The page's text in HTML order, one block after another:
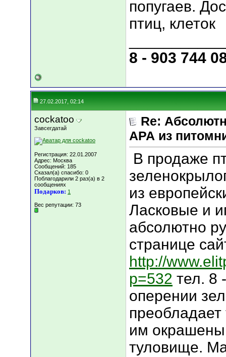
попугаев.
птиц, клеток
8 - 903 744
27.02.2017, 02:14
cockatoo
Завсегдатай
Регистрация: 22.01.2007
Адрес: Москва
Сообщений: 185
Сказал(а) спасибо: 0
Поблагодарили 2 раз(а) в 2
сообщениях
Подарков: 1
Вес репутации: 73
Re:
АРА из
В продаже
из
Ласковые и
абсолютно
странице
http://
p=532 тел. 8
оперении
им
туловище.